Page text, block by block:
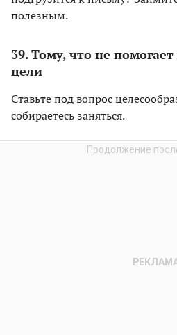
полезным.
39. Тому, что не
цели
Ставьте под вопрос
собираетесь заняться.